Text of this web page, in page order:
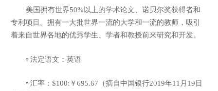
美国拥有世界50%以上的学术论文、诺贝尔奖获得者和
专利项目。拥有一大批世界一流的大学和一流的教师，吸引
着来自世界各地的优秀学生、学者和教授前来研究和开发。
▫ 法定语文：英语
▫ 汇率：$100:￥695.67（摘自中国银行2019年11月19日